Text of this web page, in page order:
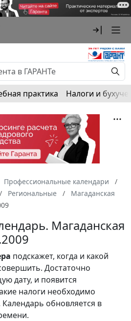
практика Налоги и
Профессиональные календари
Региональные
Магаданская
Магаданская
подскажет, когда и какой
Достаточно
дату, и появится
налоги необходимо
Календарь обновляется в